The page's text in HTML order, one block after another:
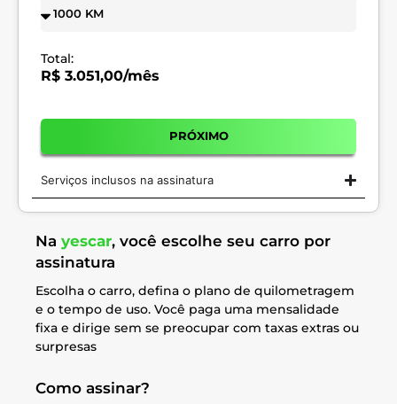
Total:
R$ 3.051,00/mês
PRÓXIMO
Serviços inclusos na assinatura
Na yescar, você escolhe seu carro por
assinatura
Escolha o carro, defina o plano de quilometragem
e o tempo de uso. Você paga uma mensalidade
fixa e dirige sem se preocupar com taxas extras ou
surpresas
Como assinar?